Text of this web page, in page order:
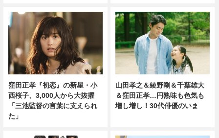
窪田正孝『初恋』の新星・小
西桜子、3,000人から大抜擢
「三池監督の言葉に支えられ
た」
山田孝之＆綾野剛＆千葉雄大
＆窪田正孝…円熟味も色気も
増し増し！30代俳優のいま